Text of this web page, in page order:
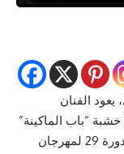
الفنان
“باب الماكينة”
29 ل
مهرجان